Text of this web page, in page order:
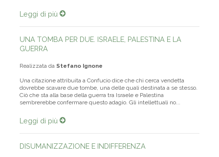
Leggi di più
UNA TOMBA PER DUE. ISRAELE, PALESTINA E LA
GUERRA
Realizzata da Stefano Ignone
Una citazione attribuita a Confucio dice che chi cerca vendetta
dovrebbe scavare due tombe, una delle quali destinata a se stesso.
Ciò che sta alla base della guerra tra Israele e Palestina
sembrerebbe confermare questo adagio. Gli intellettuali no...
Leggi di più
DISUMANIZZAZIONE E INDIFFERENZA